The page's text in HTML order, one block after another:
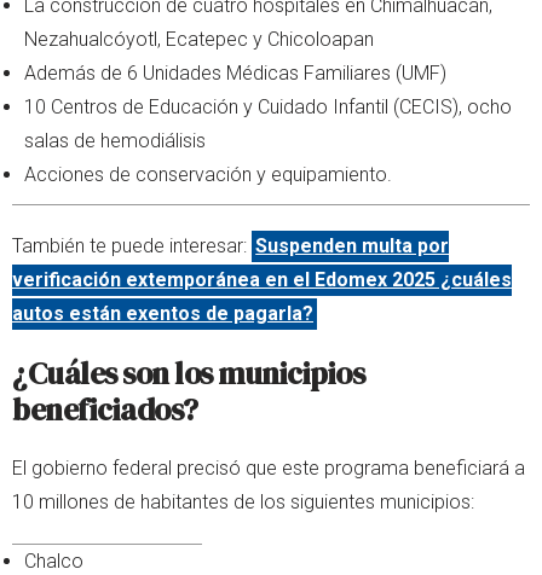
La construcción de cuatro hospitales en Chimalhuacán,
Nezahualcóyotl, Ecatepec y Chicoloapan
Además de 6 Unidades Médicas Familiares (UMF)
10 Centros de Educación y Cuidado Infantil (CECIS), ocho
salas de hemodiálisis
Acciones de conservación y equipamiento.
También te puede interesar: Suspenden multa por
verificación extemporánea en el Edomex 2025 ¿cuáles
autos están exentos de pagarla?
¿Cuáles son los municipios
beneficiados?
El gobierno federal precisó que este programa beneficiará a
10 millones de habitantes de los siguientes municipios:
Chalco